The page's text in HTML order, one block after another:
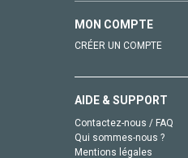
MON COMPTE
CRÉER UN COMPTE
AIDE & SUPPORT
Contactez-nous / FAQ
Qui sommes-nous ?
Mentions légales